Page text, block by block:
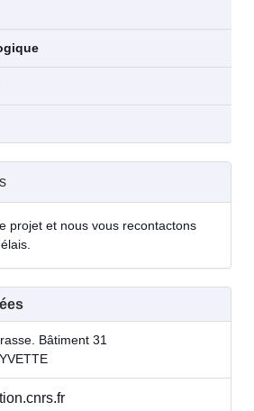
projet et nous vous recontactons
Bâtiment 31